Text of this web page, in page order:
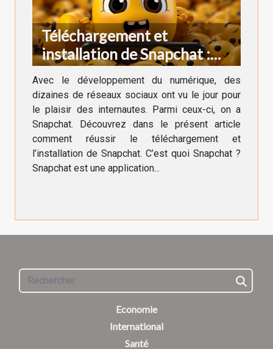
Téléchargement et
installation de Snapchat :
comment réussir ?
Avec le développement du numérique, des
dizaines de réseaux sociaux ont vu le jour pour
le plaisir des internautes. Parmi ceux-ci, on a
Snapchat. Découvrez dans le présent article
comment réussir le téléchargement et
l’installation de Snapchat. C’est quoi Snapchat ?
Snapchat est une application...
Economie
International
Santé